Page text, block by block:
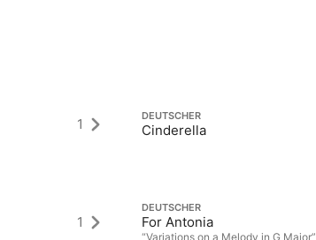
1
1
DEUTSCHER
Cinderella
DEUTSCHER
For Antonia
“Variations on a Melody in G Major”